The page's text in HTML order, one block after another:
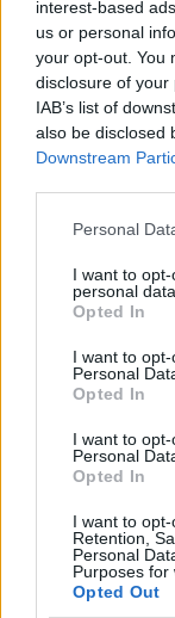
interest-based
us or personal
your opt-out. You
disclosure of
IAB’s list of
also be disclosed
Downstream
Please note that
not limited to
grant or deny
use your data for
consent section.
Personal
I want to
personal data.
Opted In
I want to
Personal
Opted In
I want to
Personal
Opted In
I want to opt-
Retention,
Personal
Purposes for
Opted Out
Kispál-koncert
Italos
lánggitár• 2009.
Idén
ami arról híres,
magát és csak
Szilveszter
lánggitár •2009.
Immár
legkedveltebb
viszont
új helyén ...
Anneke
Dani